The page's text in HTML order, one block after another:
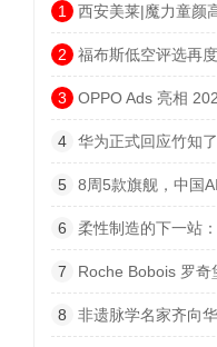
1 西安美莱|魔力童颜
幕，解锁自然年轻新姿
2 福布斯低空评选再
建低空产业高质量发展
3 OPPO Ads 亮相
布海外广告联盟品牌，
出海增长绿洲
4 华为正式回应竹知
侵权内容，否认“全网下
5 8周5款旗舰，中国
产系统”时代
6 柔性制造的下一站
始“说话”
7 Roche Bobois 罗奇
回归」 沪上启幕，引
8 非遗脉学名家齐向